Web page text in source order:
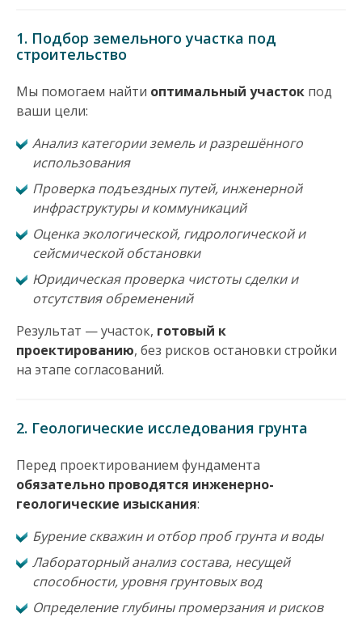
а
ц
и
я
1. Подбор земельного участка под
строительство
Мы помогаем найти оптимальный участок под
ваши цели:
Анализ категории земель и разрешённого
использования
Проверка подъездных путей, инженерной
инфраструктуры и коммуникаций
Оценка экологической, гидрологической и
сейсмической обстановки
Юридическая проверка чистоты сделки и
отсутствия обременений
Результат — участок, готовый к
проектированию, без рисков остановки стройки
на этапе согласований.
2. Геологические исследования грунта
Перед проектированием фундамента
обязательно проводятся инженерно-
геологические изыскания:
Бурение скважин и отбор проб грунта и воды
Лабораторный анализ состава, несущей
способности, уровня грунтовых вод
Определение глубины промерзания и рисков